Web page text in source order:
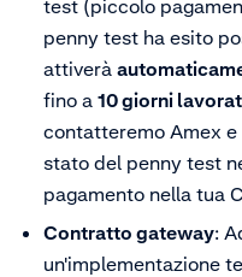
test (piccolo
penny test ha esito
attiverà
fino a 10 giorni
contatteremo Amex
stato del penny test
pagamento nella tua
Contratto gateway:
un'implementazione